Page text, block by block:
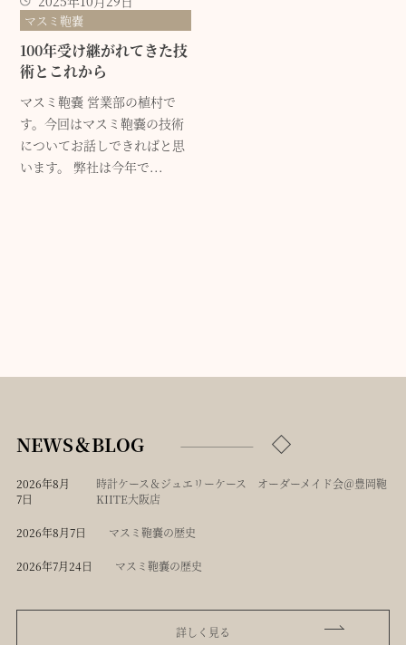
マスミ鞄嚢
100年受け継がれてきた技
術とこれから
マスミ鞄嚢 営業部の植村で
す。今回はマスミ鞄嚢の技術
についてお話しできればと思
います。 弊社は今年で...
NEWS＆BLOG
2026年8月
7日
時計ケース＆ジュエリーケース オーダーメイド会＠豊岡鞄
KIITE大阪店
2026年8月7日 マスミ鞄嚢の歴史
2026年7月24日 マスミ鞄嚢の歴史
詳しく見る